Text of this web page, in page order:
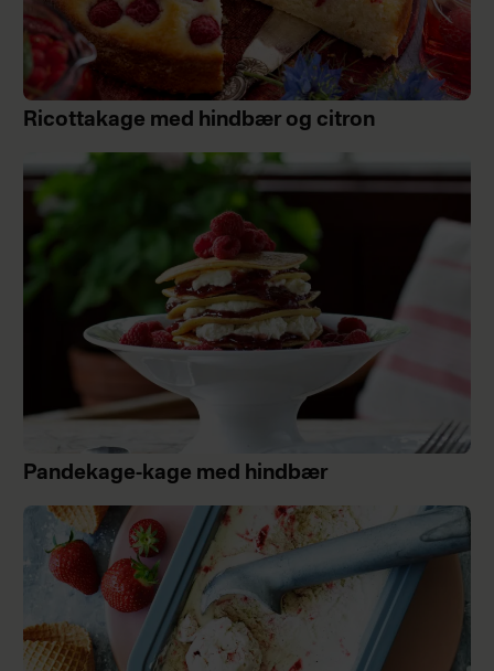
Ricottakage med hindbær og citron
Pandekage-kage med hindbær